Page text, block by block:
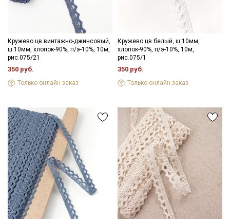
Кружево цв.винтажно-джинсовый,
ш.10мм, хлопок-90%, п/э-10%, 10м,
рис.075/21
350 руб.
Только онлайн-заказ
Кружево цв.белый, ш.10мм,
хлопок-90%, п/э-10%, 10м,
рис.075/1
350 руб.
Только онлайн-заказ